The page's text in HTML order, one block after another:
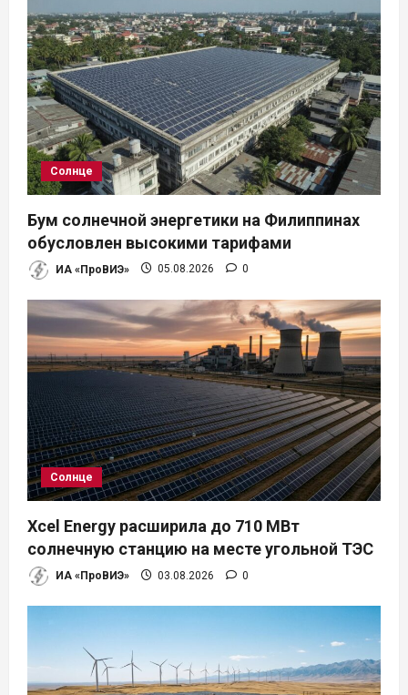
п
о
з
а
п
и
с
я
м
Солнце
Бум солнечной энергетики на Филиппинах
обусловлен высокими тарифами
ИА «ПроВИЭ» 05.08.2026 0
Солнце
Xcel Energy расширила до 710 МВт
солнечную станцию на месте угольной ТЭС
ИА «ПроВИЭ» 03.08.2026 0